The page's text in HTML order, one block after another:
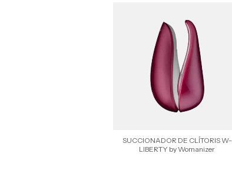
SUCCIONADOR DE CLÍTORIS W-
LIBERTY by Womanizer